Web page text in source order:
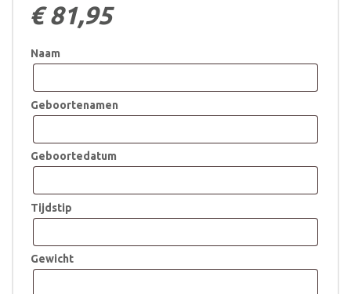
€81,95
Naam
Geboortenamen
Geboortedatum
Tijdstip
Gewicht